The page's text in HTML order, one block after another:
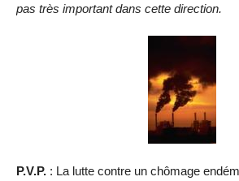
pas très important dans cette direction.
P.V.P. : La lutte contre un chômage